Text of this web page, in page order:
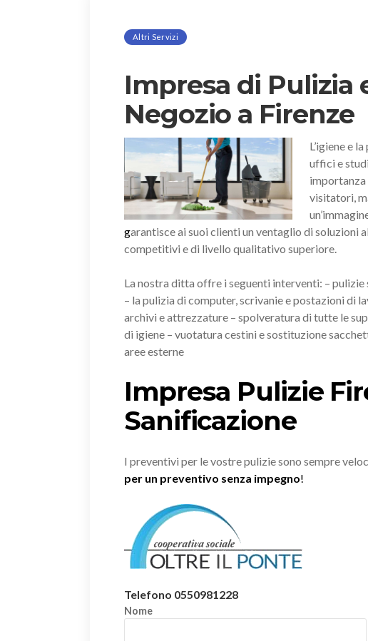
Altri Servizi
Impresa di Pulizia
Negozio a Firenze
L’igiene e
uffici e
importanza
visitatori,
garantisce ai suoi clienti un ventaglio di soluzioni
competitivi e di livello qualitativo superiore.
La nostra ditta offre i seguenti interventi: –
– la pulizia di computer, scrivanie e postazioni di
archivi e attrezzature – spolveratura di tutte le
di igiene – vuotatura cestini e sostituzione
aree esterne
Impresa Pulizie
Sanificazione
I preventivi per le vostre pulizie sono sempre
per un preventivo senza impegno!
Telefono 0550981228
Nome